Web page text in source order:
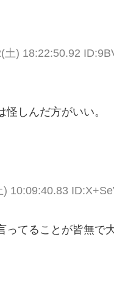
土) 18:22:50.92
しんだ方がいい。
) 10:09:40.83
ってることが皆無で